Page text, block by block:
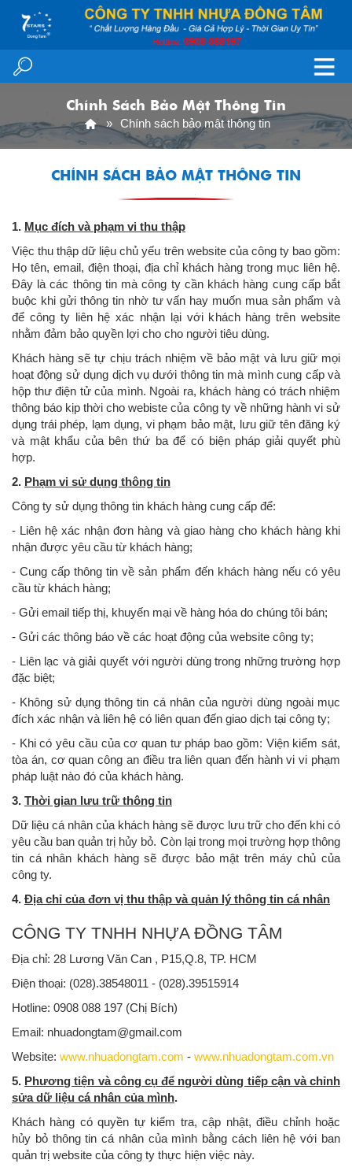
Chính Sách Bảo Mật Thông Tin
Chính sách bảo mật thông tin
CHÍNH SÁCH BẢO MẬT THÔNG TIN
1. Mục đích và phạm vi thu thập
Việc thu thập dữ liệu chủ yếu trên website của công ty bao gồm:
Họ tên, email, điện thoại, địa chỉ khách hàng trong mục liên hệ.
Đây là các thông tin mà công ty cần khách hàng cung cấp bắt
buộc khi gửi thông tin nhờ tư vấn hay muốn mua sản phẩm và
để công ty liên hệ xác nhận lại với khách hàng trên website
nhằm đảm bảo quyền lợi cho cho người tiêu dùng.
Khách hàng sẽ tự chịu trách nhiệm về bảo mật và lưu giữ mọi
hoạt động sử dụng dịch vụ dưới thông tin mà mình cung cấp và
hộp thư điện tử của mình. Ngoài ra, khách hàng có trách nhiệm
thông báo kịp thời cho webiste của công ty về những hành vi sử
dụng trái phép, lạm dụng, vi phạm bảo mật, lưu giữ tên đăng ký
và mật khẩu của bên thứ ba để có biện pháp giải quyết phù
hợp.
2. Phạm vi sử dụng thông tin
Công ty sử dụng thông tin khách hàng cung cấp để:
- Liên hệ xác nhận đơn hàng và giao hàng cho khách hàng khi
nhận được yêu cầu từ khách hàng;
- Cung cấp thông tin về sản phẩm đến khách hàng nếu có yêu
cầu từ khách hàng;
- Gửi email tiếp thị, khuyến mại về hàng hóa do chúng tôi bán;
- Gửi các thông báo về các hoạt động của website công ty;
- Liên lạc và giải quyết với người dùng trong những trường hợp
đặc biệt;
- Không sử dụng thông tin cá nhân của người dùng ngoài mục
đích xác nhận và liên hệ có liên quan đến giao dịch tại công ty;
- Khi có yêu cầu của cơ quan tư pháp bao gồm: Viện kiểm sát,
tòa án, cơ quan công an điều tra liên quan đến hành vi vi phạm
pháp luật nào đó của khách hàng.
3. Thời gian lưu trữ thông tin
Dữ liệu cá nhân của khách hàng sẽ được lưu trữ cho đến khi có
yêu cầu ban quản trị hủy bỏ. Còn lại trong mọi trường hợp thông
tin cá nhân khách hàng sẽ được bảo mật trên máy chủ của
công ty.
4. Địa chỉ của đơn vị thu thập và quản lý thông tin cá nhân
CÔNG TY TNHH NHỰA ĐỒNG TÂM
Địa chỉ: 28 Lương Văn Can , P15,Q.8, TP. HCM
Điện thoại: (028).38548011 - (028).39515914
Hotline: 0908 088 197 (Chị Bích)
Email: nhuadongtam@gmail.com
Website: www.nhuadongtam.com - www.nhuadongtam.com.vn
5. Phương tiện và công cụ để người dùng tiếp cận và chỉnh
sửa dữ liệu cá nhân của mình.
Khách hàng có quyền tự kiểm tra, cập nhật, điều chỉnh hoặc
hủy bỏ thông tin cá nhân của mình bằng cách liên hệ với ban
quản trị website của công ty thực hiện việc này.